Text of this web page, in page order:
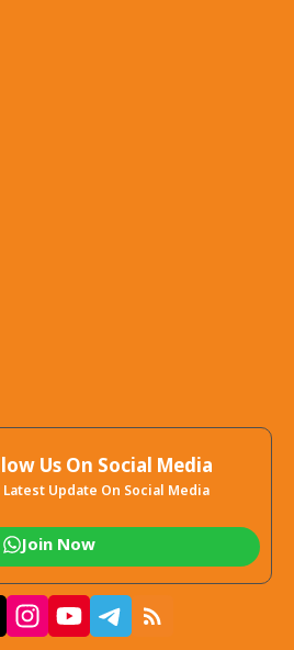
Us On Social Media
Latest Update On Social Media
Join Now